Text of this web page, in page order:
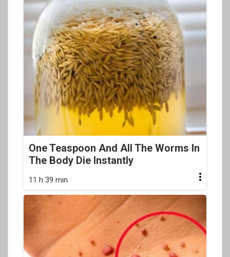
One Teaspoon And All The Worms In
The Body Die Instantly
11 h 39 min